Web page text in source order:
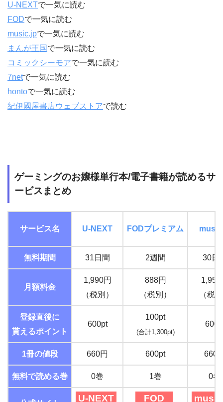
U-NEXTで一気に読む
FODで一気に読む
music.jpで一気に読む
まんが王国 で一気に読む
コミックシーモアで一気に読む
7netで一気に読む
hontoで一気に読む
紀伊國屋書店ウェブストアで読む
ゲーミングのお嬢様単行本/電子書籍が読めるサ
ービスまとめ
サービス名 U-NEXT FODプレミアム
無料期間 31日間 2週間 30日
月額料金
1,990円
（税別）
888円
（税別）
1,958
（税
登録直後に
貰えるポイント
600pt
100pt
(合計1,300pt)
1冊の値段 660円 600pt 660
無料で読める巻 0巻 1巻 0巻
U-NEXT
FOD